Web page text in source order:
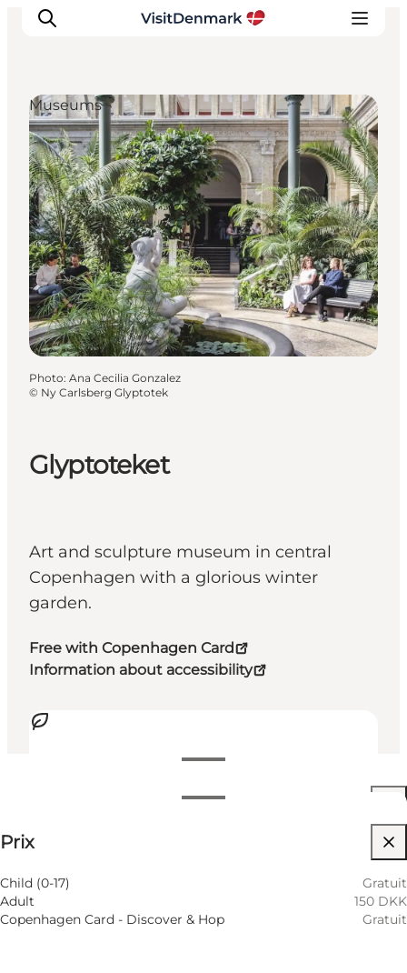
Inspirations
Destinations
Quoi faire
Hébergements
Planifiez votre voyage
Glyptoteket
Art and sculpture museum in central
Copenhagen with a glorious winter
garden.
Free with Copenhagen Card
Information about accessibility
Voir les horaires d’ouverture
Horaires d’ouverture
Filtrer par mois
8 Août
Samedi
10:00 AM–05:00 PM
9 Août
Dimanche
10:00 AM–05:00 PM
Prix
Child (0-17)
Gratuit
Adult
150 DKK
Copenhagen Card - Discover & Hop
Gratuit
⌘
Accessibilité
Visiter le site web
Museums
Photo: Ana Cecilia Gonzalez
© Ny Carlsberg Glyptotek